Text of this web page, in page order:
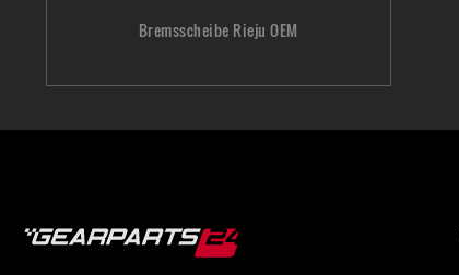
Bremsscheibe Rieju OEM